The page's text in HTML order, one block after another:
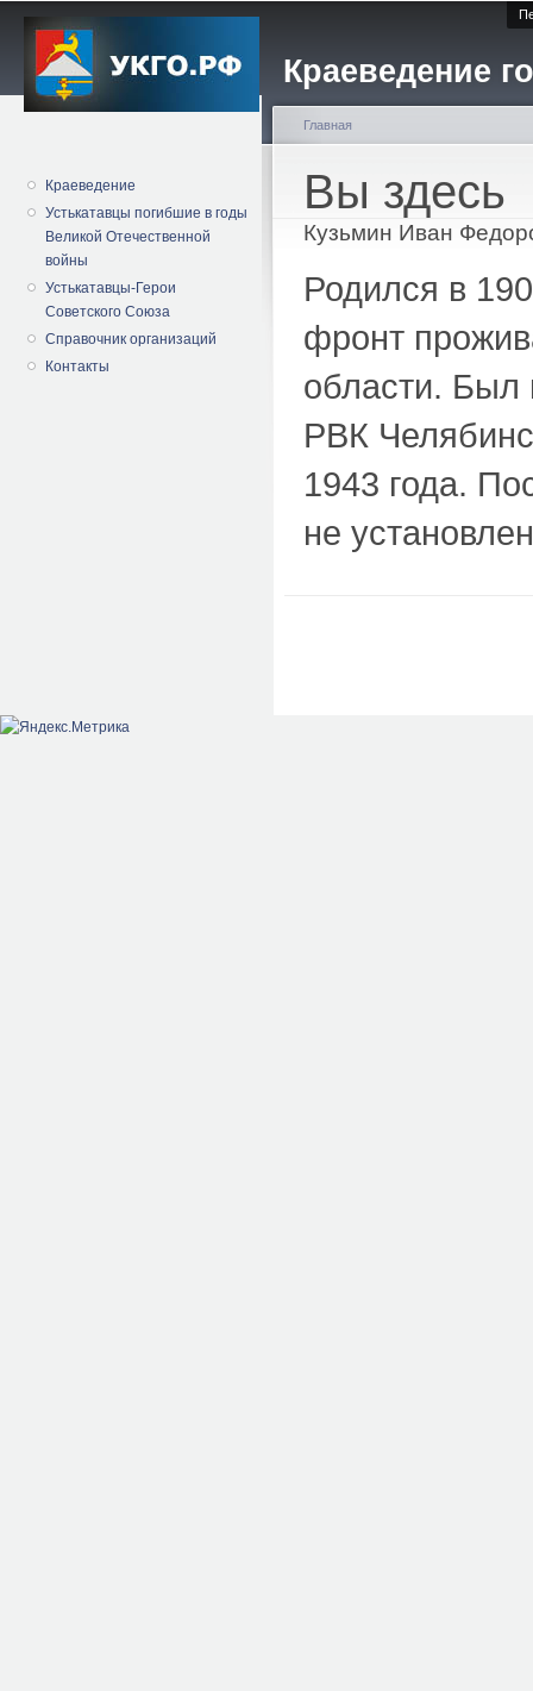
Краеведение
Краеведение
Устькатавцы погибшие в годы
Великой Отечественной
войны
Устькатавцы-Герои
Советского Союза
Справочник организаций
Контакты
Вы здесь
Главная
Кузьмин Иван
Родился в
фронт
области. Был
РВК
1943 года.
не